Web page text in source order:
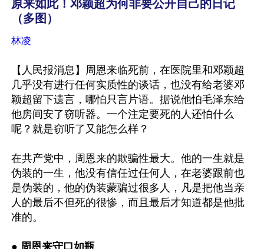
原来如此！邓颖超为何非要公开自己的日记
（多图）
林凌
【人民报消息】周恩来临死前，在医院里和邓颖超
几乎没有进行任何实质性的谈话，也没有给老婆邓
颖超留下遗言，哪怕只言片语。据说他怕毛泽东给
他房间安了窃听器。一个注定要死的人还怕什么
呢？就是窃听了又能怎么样？
在共产党中，周恩来的欺骗性最大。他的一生就是
伪装的一生，他没有信任过任何人，在老婆跟前也
是伪装的，他的伪装蒙骗过很多人，凡是把他当亲
人的最后不但死的很惨，而且最后才知道都是他批
准的。
● 周恩来守口如瓶